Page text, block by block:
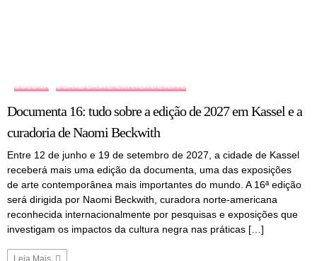
COLUNA CURADORIA E CRÍTICA DE ARTE
Documenta 16: tudo sobre a edição de 2027 em Kassel e a
curadoria de Naomi Beckwith
Entre 12 de junho e 19 de setembro de 2027, a cidade de Kassel
receberá mais uma edição da documenta, uma das exposições
de arte contemporânea mais importantes do mundo. A 16ª edição
será dirigida por Naomi Beckwith, curadora norte-americana
reconhecida internacionalmente por pesquisas e exposições que
investigam os impactos da cultura negra nas práticas […]